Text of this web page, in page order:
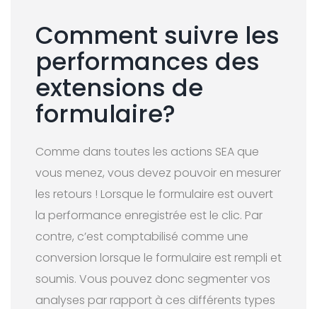
Comment suivre les
performances des
extensions de
formulaire?
Comme dans toutes les actions SEA que
vous menez, vous devez pouvoir en mesurer
les retours ! Lorsque le formulaire est ouvert
la performance enregistrée est le clic. Par
contre, c’est comptabilisé comme une
conversion lorsque le formulaire est rempli et
soumis. Vous pouvez donc segmenter vos
analyses par rapport à ces différents types